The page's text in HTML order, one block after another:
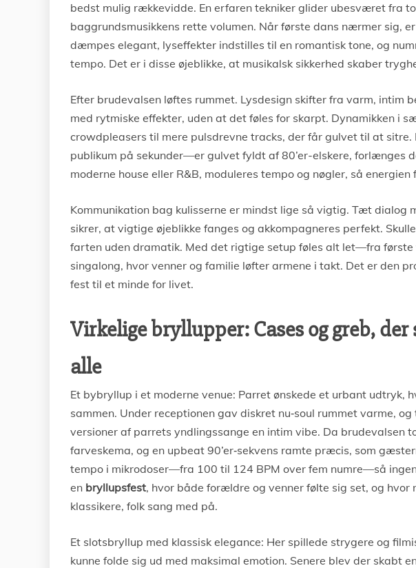
bedst mulig rækkevidde. En erfaren tekniker glider ubesværet fra
baggrundsmusikkens rette volumen. Når første dans nærmer sig,
dæmpes elegant, lyseffekter indstilles til en romantisk tone, og
tempo. Det er i disse øjeblikke, at musikalsk sikkerhed skaber
Efter brudevalsen løftes rummet. Lysdesign skifter fra varm, intim
med rytmiske effekter, uden at det føles for skarpt. Dynamikken i
crowdpleasers til mere pulsdrevne tracks, der får gulvet til at sitre.
publikum på sekunder—er gulvet fyldt af 80’er-elskere, forlænges
moderne house eller R&B, moduleres tempo og nøgler, så
Kommunikation bag kulisserne er mindst lige så vigtig. Tæt dialog
sikrer, at vigtige øjeblikke fanges og akkompagneres perfekt.
farten uden dramatik. Med det rigtige setup føles alt let—fra
singalong, hvor venner og familie løfter armene i takt. Det er den
fest til et minde for livet.
Virkelige bryllupper: Cases og greb,
alle
Et bybryllup i et moderne venue: Parret ønskede et urbant udtryk,
sammen. Under receptionen gav diskret nu‑soul rummet varme,
versioner af parrets yndlingssange en intim vibe. Da brudevalsen
farveskema, og en upbeat 90’er‑sekvens ramte præcis, som
tempo i mikrodoser—fra 100 til 124 BPM over fem numre—så
en bryllupsfest, hvor både forældre og venner følte sig set, og hvor
klassikere, folk sang med på.
Et slotsbryllup med klassisk elegance: Her spillede strygere og
kunne folde sig ud med maksimal emotion. Senere blev der skabt